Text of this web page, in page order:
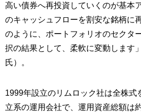
高い債券へ再投資していくのが基本
のキャッシュフローを割安な銘柄に
のように、ポートフォリオのセクタ
択の結果として、柔軟に変動します
氏）。
1999年設立のリムロック社は全株式
立系の運用会社で、運用資産総額は